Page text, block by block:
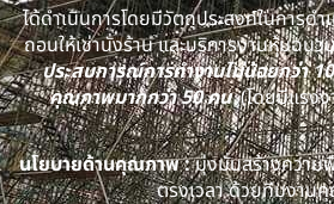
ได้ดำเนินการโดยมีวัตถุประสงค์ในการด
ถอนให้เช่านั่งร้าน และบริการงานหุ้มฉน
ประสบการณ์การทำงานไม่น้อยกว่า
คุณภาพมากกว่า 50 คน(โดยมีแรง
นโยบายด้านคุณภาพ :มุ่งมั่นสร้างความ
ตรงเวลา ด้วยทีมงาน